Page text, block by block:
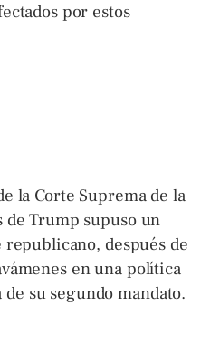
por estos
la Corte Suprema de la
de Trump supuso un
después de
en una política
su segundo mandato.